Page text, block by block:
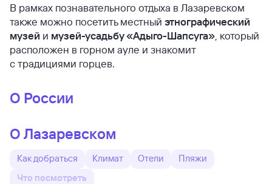
В рамках познавательного отдыха в Лазаревском
также можно посетить местный этнографический
музей и музей-усадьбу «Адыго-Шапсуга» , который
расположен в горном ауле и знакомит
с традициями горцев.
О России
О Лазаревском
Как добраться Климат Отели
Пляжи
Что посмотреть